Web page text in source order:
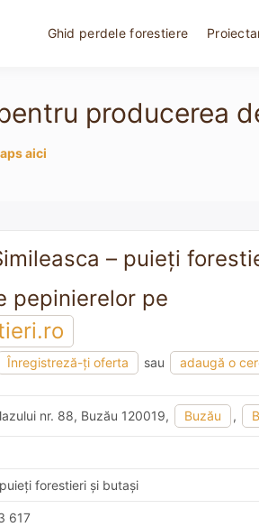
Ghid perdele forestiere
producerea
aici
– puieți
Vezi toate ofertele pepinierelor pe
Înregistreză-ți oferta sau
adaugă o
nr. 88, Buzău 120019, Buzău ,
forestieri și butași
617